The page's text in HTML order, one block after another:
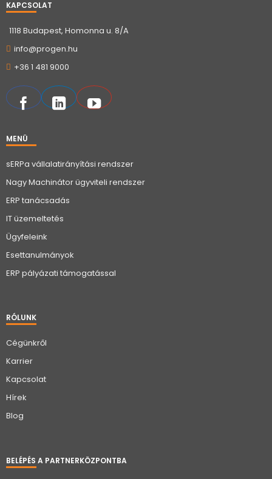
KAPCSOLAT
1118 Budapest, Homonna u. 8/A
info@progen.hu
+36 1 481 9000
MENÜ
sERPa vállalatirányítási rendszer
Nagy Machinátor ügyviteli rendszer
ERP tanácsadás
IT üzemeltetés
Ügyfeleink
Esettanulmányok
ERP pályázati támogatással
RÓLUNK
Cégünkről
Karrier
Kapcsolat
Hírek
Blog
BELÉPÉS A PARTNERKÖZPONTBA